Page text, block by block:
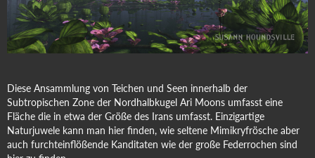
Diese Ansammlung von Teichen und Seen innerhalb der
Subtropischen Zone der Nordhalbkugel Ari Moons umfasst eine
Fläche die in etwa der Größe des Irans umfasst. Einzigartige
Naturjuwele kann man hier finden, wie seltene Mimikryfrösche aber
auch furchteinflößende Kanditaten wie der große Federrochen sind